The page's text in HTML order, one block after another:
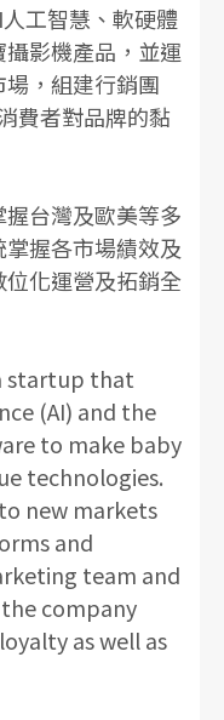
工智慧、軟硬體
影機產品，並運
，組建行銷團
費者對品牌的黏
台灣及歐美等多
握各市場績效及
化運營及拓銷全
startup that
(AI) and the
to make baby
technologies.
new markets
and
team and
company
as well as